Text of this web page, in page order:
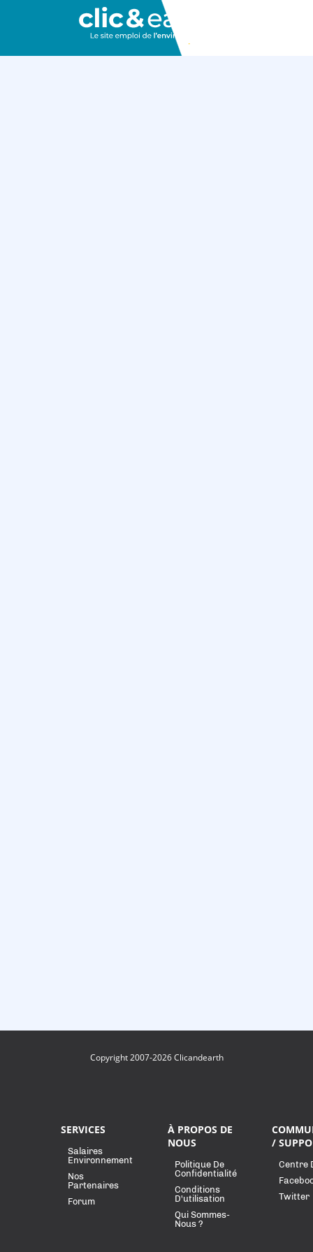
Copyright 2007-2026 Clicandearth
SERVICES
Salaires
Environnement
Nos
Partenaires
Forum
À PROPOS DE
NOUS
Politique De
Confidentialité
Conditions
D'utilisation
Qui Sommes-
Nous ?
/
Centre
Twitter